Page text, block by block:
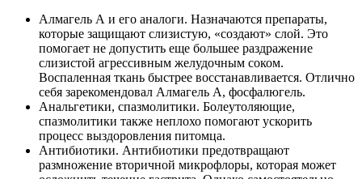
Алмагель А и его аналоги. Назначаются препараты,
которые защищают слизистую, «создают» слой. Это
помогает не допустить еще большее раздражение
слизистой агрессивным желудочным соком.
Воспаленная ткань быстрее восстанавливается. Отлично
себя зарекомендовал Алмагель А, фосфалюгель.
Анальгетики, спазмолитики. Болеутоляющие,
спазмолитики также неплохо помогают ускорить
процесс выздоровления питомца.
Антибиотики. Антибиотики предотвращают
размножение вторичной микрофлоры, которая может